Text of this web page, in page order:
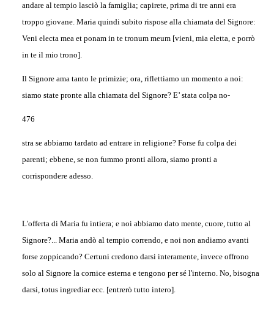
andare al tempio lasciò la famiglia; capirete, prima di tre anni era
troppo giovane. Maria quindi subito rispose alla chiamata del Signore:
Veni electa mea et ponam in te tronum meum [vieni, mia eletta, e porrò
in te il mio trono].
Il Signore ama tanto le primizie; ora, riflettiamo un momento a noi:
siamo state pronte alla chiamata del Signore? E’ stata colpa no-
476
stra se abbiamo tardato ad entrare in religione? Forse fu colpa dei
parenti; ebbene, se non fummo pronti allora, siamo pronti a
corrispondere adesso.
L'offerta di Maria fu intiera; e noi abbiamo dato mente, cuore, tutto al
Signore?... Maria andò al tempio correndo, e noi non andiamo avanti
forse zoppicando? Certuni credono darsi interamente, invece offrono
solo al Signore la cornice esterna e tengono per sé l'interno. No, bisogna
darsi, totus ingrediar ecc. [entrerò tutto intero].